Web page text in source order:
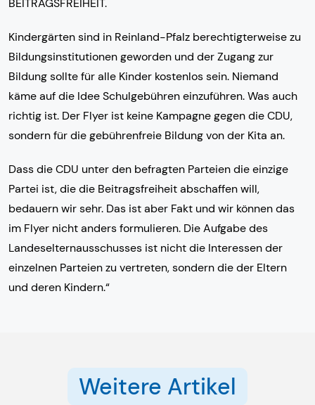
BEITRAGSFREIHEIT.
Kindergärten sind in Reinland-Pfalz berechtigterweise zu
Bildungsinstitutionen geworden und der Zugang zur
Bildung sollte für alle Kinder kostenlos sein. Niemand
käme auf die Idee Schulgebühren einzuführen. Was auch
richtig ist. Der Flyer ist keine Kampagne gegen die CDU,
sondern für die gebührenfreie Bildung von der Kita an.
Dass die CDU unter den befragten Parteien die einzige
Partei ist, die die Beitragsfreiheit abschaffen will,
bedauern wir sehr. Das ist aber Fakt und wir können das
im Flyer nicht anders formulieren. Die Aufgabe des
Landeselternausschusses ist nicht die Interessen der
einzelnen Parteien zu vertreten, sondern die der Eltern
und deren Kindern.“
Weitere Artikel